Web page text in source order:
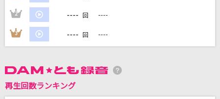
DAMの新曲・ランキングなど
カラオケをもっと楽しもう！
2 ---- 回 ----
3 ---- 回 ----
再生回数ランキング